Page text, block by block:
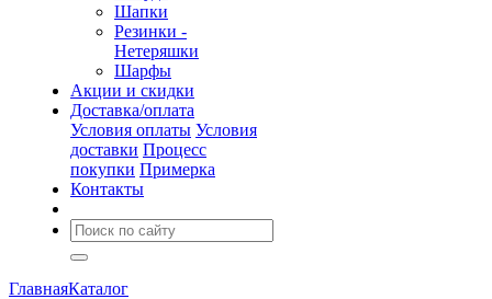
Шапки
Резинки -
Нетеряшки
Шарфы
Акции и скидки
Доставка/оплата
Условия оплаты Условия
доставки Процесс
покупки Примерка
Контакты
ГлавнаяКаталог